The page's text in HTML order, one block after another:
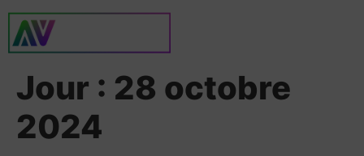
Jour : 28 octobre
2024